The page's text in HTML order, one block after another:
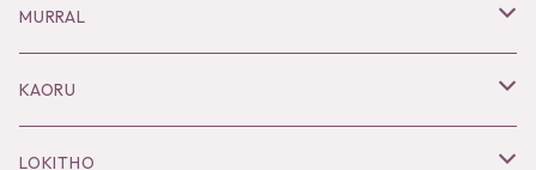
Necklace
Pierce
Bracelet／Bangle
MURRAL
Outer
Tops
KAORU
Necklace
LOKITHO